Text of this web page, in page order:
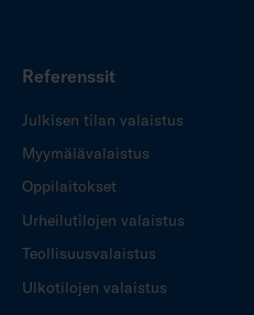
Referenssit
Julkisen tilan valaistus
Myymälävalaistus
Oppilaitokset
Urheilutilojen valaistus
Teollisuusvalaistus
Ulkotilojen valaistus